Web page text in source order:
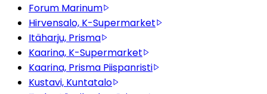
Forum Marinum
Hirvensalo, K-Supermarket
Itäharju, Prisma
Kaarina, K-Supermarket
Kaarina, Prisma Piispanristi
Kustavi, Kuntatalo